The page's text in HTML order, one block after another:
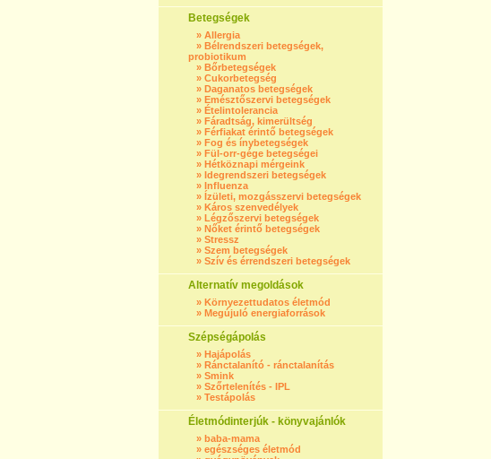
Betegségek
» Allergia
» Bélrendszeri betegségek,
probiotikum
» Bőrbetegségek
» Cukorbetegség
» Daganatos betegségek
» Emésztőszervi betegségek
» Ételintolerancia
» Fáradtság, kimerültség
» Férfiakat érintő betegségek
» Fog és ínybetegségek
» Fül-orr-gége betegségei
» Hétköznapi mérgeink
» Idegrendszeri betegségek
» Influenza
» Ízületi, mozgásszervi betegségek
» Káros szenvedélyek
» Légzőszervi betegségek
» Nőket érintő betegségek
» Stressz
» Szem betegségek
» Szív és érrendszeri betegségek
Alternatív megoldások
» Környezettudatos életmód
» Megújuló energiaforrások
Szépségápolás
» Hajápolás
» Ránctalanító - ránctalanítás
» Smink
» Szőrtelenítés - IPL
» Testápolás
Életmódinterjúk - könyvajánlók
» baba-mama
» egészséges életmód